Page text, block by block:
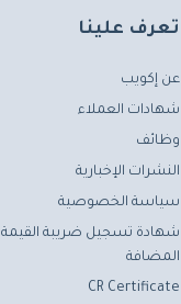
تعرف علينا
عن إكويب
شهادات العملاء
وظائف
النشرات الإخبارية
سياسة الخصوصية
شهادة تسجيل ضريبة القيمة
المضافة
CR Certificate